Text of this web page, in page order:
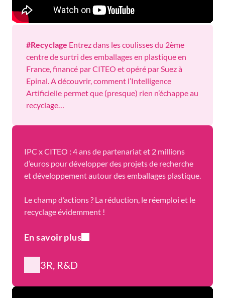
#Recyclage Entrez dans les coulisses du 2ème
centre de surtri des emballages en plastique en
France, financé par CITEO et opéré par Suez à
Epinal. A découvrir, comment l’Intelligence
Artificielle permet que (presque) rien n’échappe au
recyclage…
IPC x CITEO : 4 ans de partenariat et 2 millions
d’euros pour développer des projets de recherche
et développement autour des emballages plastique.
Le champ d’actions ? La réduction, le réemploi et le
recyclage évidemment !
En savoir plus
3R, R&D